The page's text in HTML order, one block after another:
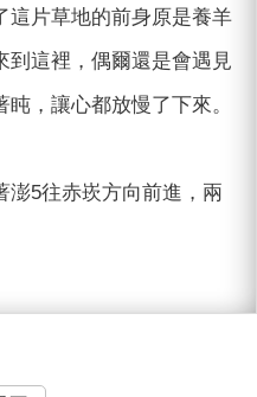
這片草地的前身原是養羊
到這裡，偶爾還是會遇見
，讓心都放慢了下來。
澎5往赤崁方向前進，兩